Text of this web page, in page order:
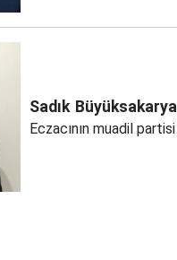
Sadık Büyüksakarya
Eczacının muadil partisi